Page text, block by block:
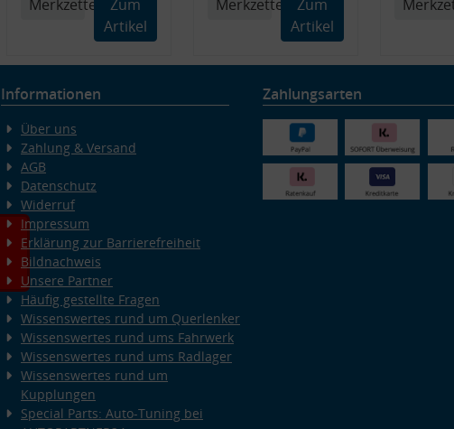
Merkzettel
Zum
Artikel
Merkzettel
Zum
Artikel
Informationen
Über uns
Zahlung & Versand
AGB
Datenschutz
Widerruf
Impressum
Erklärung zur Barrierefreiheit
Bildnachweis
Unsere Partner
Häufig gestellte Fragen
Wissenswertes rund um Querlenker
Wissenswertes rund ums Fahrwerk
Wissenswertes rund ums Radlager
Wissenswertes rund um
Kupplungen
Special Parts: Auto-Tuning bei
Zahlungsarten